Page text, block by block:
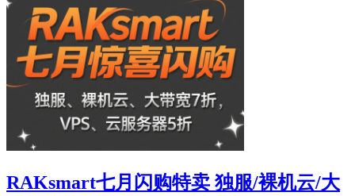
RAKsmart七月闪购特卖 独服/裸机云/大